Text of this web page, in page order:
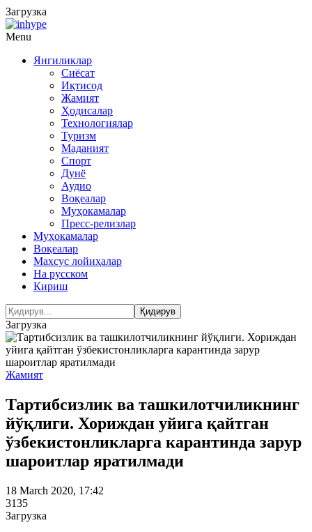
Загрузка
Menu
Янгиликлар
Сиёсат
Иқтисод
Жамият
Ҳодисалар
Технологиялар
Туризм
Маданият
Спорт
Дунё
Аудио
Воқеалар
Муҳокамалар
Пресс-релизлар
Муҳокамалар
Воқеалар
Махсус лойиҳалар
На русском
Кириш
Загрузка
Жамият
Тартибсизлик ва ташкилотчиликнинг
йўқлиги. Хориждан уйига қайтган
ўзбекистонликларга карантинда зарур
шароитлар яратилмади
18 March 2020, 17:42
3135
Загрузка